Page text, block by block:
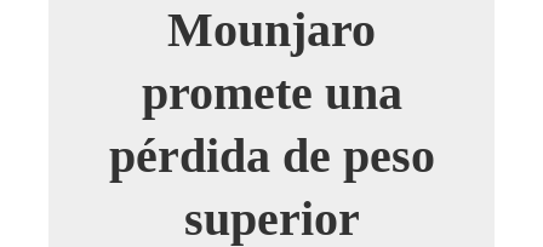
Mounjaro
promete una
pérdida de peso
superior